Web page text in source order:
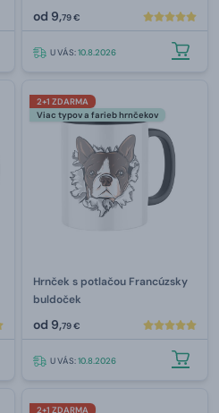
celopotlač
od 9,79 €
U VÁS:10.8.2026
2+1 ZDARMA
Viac typov a farieb hrnčekov
Hrnček s potlačou Francúzsky
buldoček
od 9,79 €
U VÁS:10.8.2026
2+1 ZDARMA